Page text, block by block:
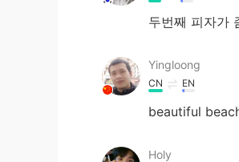
두번째 피자가
Yingloong
CN EN
beautiful
Holy